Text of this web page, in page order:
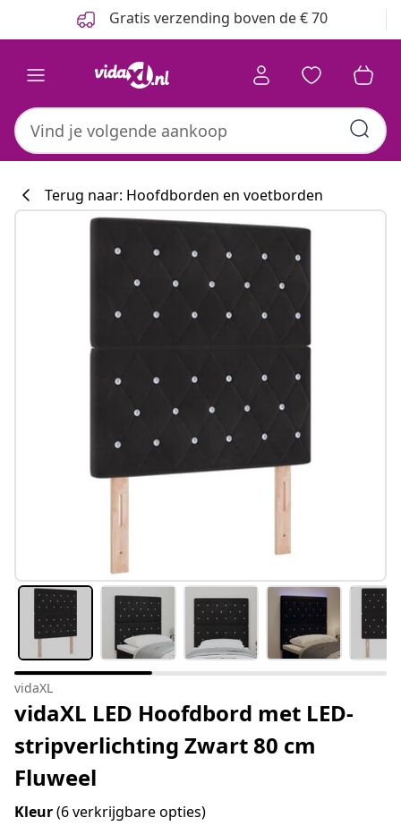
Gratis verzending boven de € 70
Terug naar: Hoofdborden en voetborden
vidaXL
vidaXL LED Hoofdbord met LED-
stripverlichting Zwart 80 cm
Fluweel
Kleur(6 verkrijgbare opties)